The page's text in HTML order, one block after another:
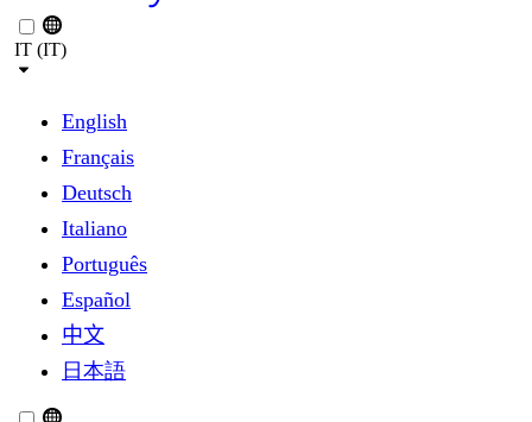
IT (IT)
English
Français
Deutsch
Italiano
Português
Español
中文
日本語